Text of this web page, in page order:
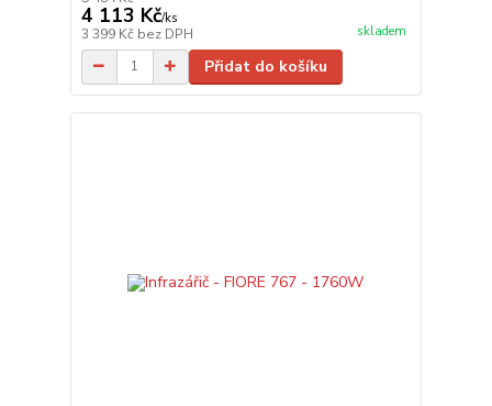
4 113 Kč/ks
3 399 Kč bez DPH skladem
Přidat do košíku